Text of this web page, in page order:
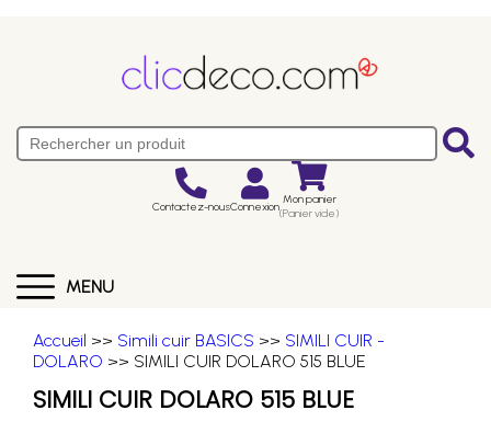
Contactez-nousConnexion Mon panier
(Panier vide)
MENU
Accueil >> Simili cuir BASICS >> SIMILI CUIR -
DOLARO >> SIMILI CUIR DOLARO 515 BLUE
SIMILI CUIR DOLARO 515 BLUE